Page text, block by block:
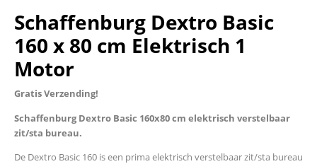
Schaffenburg Dextro Basic
160 x 80 cm Elektrisch 1
Motor
Gratis Verzending!
Schaffenburg Dextro Basic 160x80 cm elektrisch verstelbaar
zit/sta bureau.
De Dextro Basic 160 is een prima elektrisch verstelbaar zit/sta bureau